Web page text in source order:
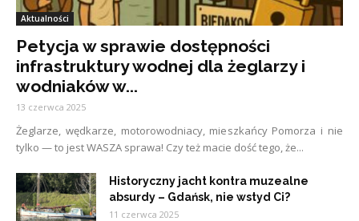
Aktualności
Petycja w sprawie dostępności
infrastruktury wodnej dla żeglarzy i
wodniaków w...
13 czerwca 2025
Żeglarze, wędkarze, motorowodniacy, mieszkańcy Pomorza i nie
tylko — to jest WASZA sprawa! Czy też macie dość tego, że...
Historyczny jacht kontra muzealne
absurdy – Gdańsk, nie wstyd Ci?
11 czerwca 2025